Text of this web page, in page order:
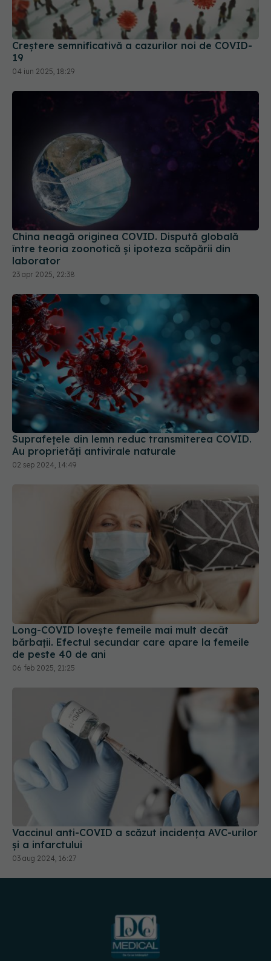
Creștere semnificativă a cazurilor noi de COVID-
19
04 iun 2025, 18:29
China neagă originea COVID. Dispută globală
între teoria zoonotică și ipoteza scăpării din
laborator
23 apr 2025, 22:38
Suprafețele din lemn reduc transmiterea COVID.
Au proprietăți antivirale naturale
02 sep 2024, 14:49
Long-COVID lovește femeile mai mult decât
bărbații. Efectul secundar care apare la femeile
de peste 40 de ani
06 feb 2025, 21:25
Vaccinul anti-COVID a scăzut incidența AVC-urilor
URMĂREȘTE-NE PE: